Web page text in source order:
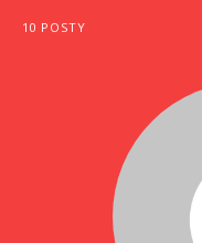
10 POSTY